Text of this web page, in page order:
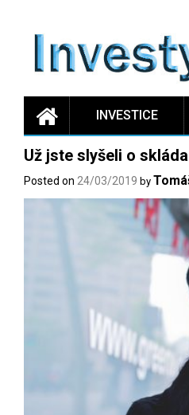
INVESTICE
Už jste slyšeli o
Posted on 24/03/2019 by